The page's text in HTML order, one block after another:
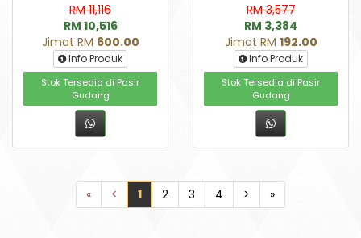
RM 11,116
RM 10,516
Jimat RM 600.00
Info Produk
Stok Tersedia di Pasir
Gudang
RM 3,577
RM 3,384
Jimat RM 192.00
Info Produk
Stok Tersedia di Pasir
Gudang
« < 1 2 3 4 > »